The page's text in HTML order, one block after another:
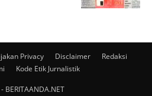
Privacy Disclaimer
Redaksi
Kode Etik Jurnalistik
BERITAANDA.NET